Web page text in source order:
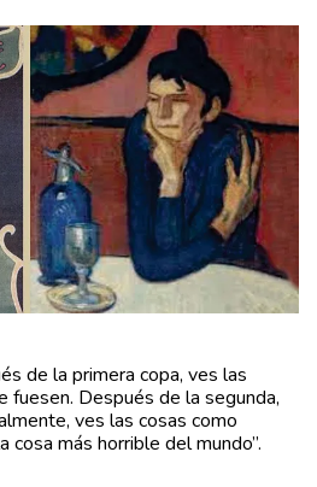
de la primera copa, ves las
fuesen. Después de la segunda,
ves las cosas como
más horrible del mundo”.